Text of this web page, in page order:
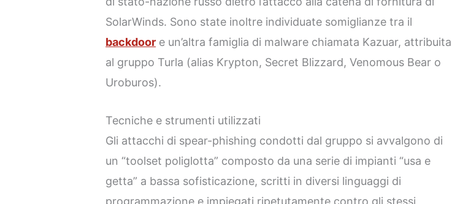
SolarWinds. Sono state inoltre individuate somiglianze tra il
backdoor e un’altra famiglia di malware chiamata Kazuar, attribuita
al gruppo Turla (alias Krypton, Secret Blizzard, Venomous Bear o
Uroburos).
Tecniche e strumenti utilizzati
Gli attacchi di spear-phishing condotti dal gruppo si avvalgono di
un “toolset poliglotta” composto da una serie di impianti “usa e
getta” a bassa sofisticazione, scritti in diversi linguaggi di
programmazione e impiegati ripetutamente contro gli stessi